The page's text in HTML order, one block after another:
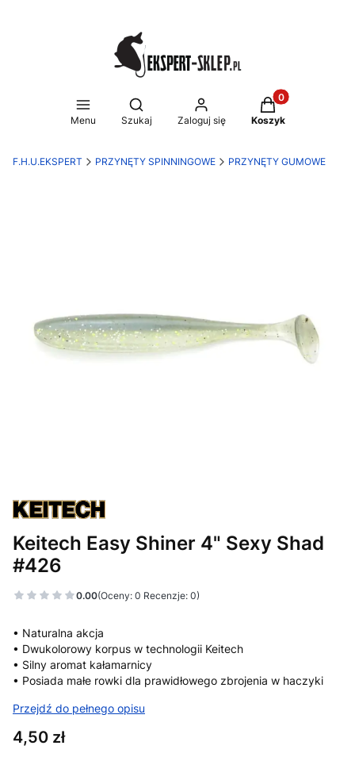
Menu
Otwórz wyszukiwarkę
Szukaj Zaloguj się
Produkty w
Koszyk
F.H.U.EKSPERT PRZYNĘTY SPINNINGOWE PRZYNĘTY GUMOWE
Keitech Easy Shiner 4" Sexy Shad
#426
0.00(Oceny: 0 Recenzje: 0)
• Naturalna akcja
• Dwukolorowy korpus w technologii Keitech
• Silny aromat kałamarnicy
• Posiada małe rowki dla prawidłowego zbrojenia w haczyki
Przejdź do pełnego opisu
Cena
4,50 zł